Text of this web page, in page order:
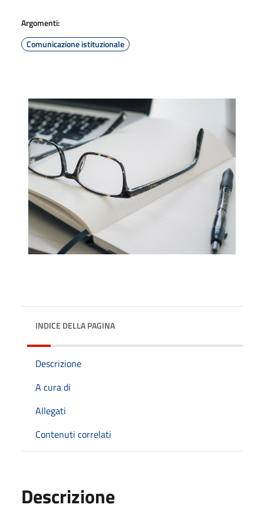
Argomenti:
Comunicazione istituzionale
INDICE DELLA PAGINA
Descrizione
A cura di
Allegati
Contenuti correlati
Descrizione